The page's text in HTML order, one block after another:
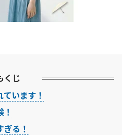
くじ
います！
る！